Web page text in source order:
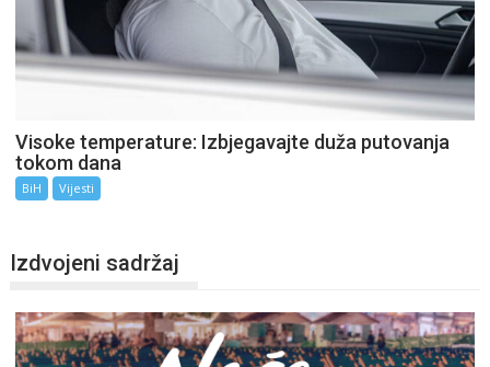
Visoke temperature: Izbjegavajte duža putovanja
tokom dana
BiH Vijesti
Izdvojeni sadržaj